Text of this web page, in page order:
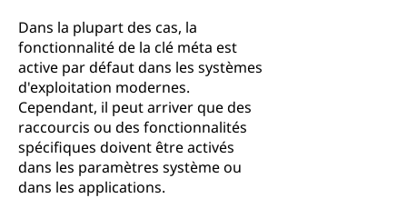
Dans la plupart des cas, la
fonctionnalité de la clé méta est
active par défaut dans les systèmes
d'exploitation modernes.
Cependant, il peut arriver que des
raccourcis ou des fonctionnalités
spécifiques doivent être activés
dans les paramètres système ou
dans les applications.